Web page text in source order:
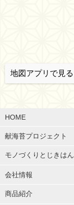
地図アプリで見る
HOME
献海苔プロジェクト
モノづくりとじきはん
会社情報
商品紹介